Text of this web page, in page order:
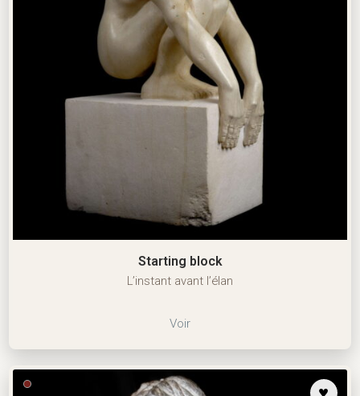
Starting block
L’instant avant l’élan
Voir